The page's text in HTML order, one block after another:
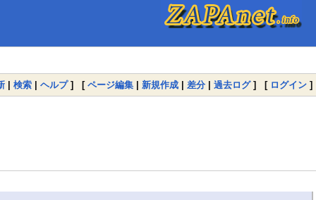
| 検索 | ヘルプ] [ ページ編集 | 新規作成 | 差分 | 過去ログ] [ ログイン ]